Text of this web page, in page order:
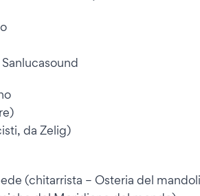
da Zelig)
(chitarrista – Osteria del